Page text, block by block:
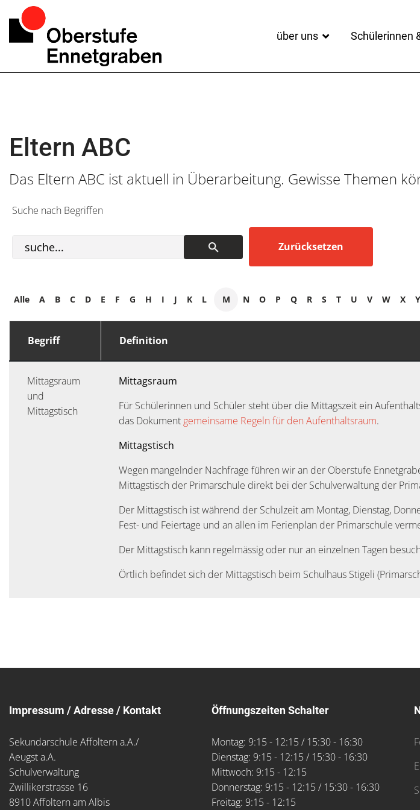
über uns Schülerinnen
Eltern ABC
Das Eltern ABC ist aktuell in Überarbeitung. Gewisse Themen
Suche nach Begriffen
Alle A B C D E F G H I J K L M N O P Q R S T U V W X Y
Begriff Definition
Mittagsraum
und
Mittagstisch
Mittagsraum
Für Schülerinnen und Schüler steht über die Mittagszeit ein
das Dokument gemeinsame Regeln für den Aufenthaltsraum.
Mittagstisch
Wegen mangelnder Nachfrage führen wir an der Oberstufe
Mittagstisch der Primarschule direkt bei der Schulverwaltung der
Der Mittagstisch ist während der Schulzeit am Montag, Dienstag,
Fest- und Feiertage und an allen im Ferienplan der Primarschule
Der Mittagstisch kann regelmässig oder nur an einzelnen Tagen
Örtlich befindet sich der Mittagstisch beim Schulhaus Stigeli
Impressum / Adresse / Kontakt
Sekundarschule Affoltern a.A./
Aeugst a.A.
Schulverwaltung
Zwillikerstrasse 16
8910 Affoltern am Albis
Öffnungszeiten Schalter
Montag: 9:15 - 12:15 / 15:30 - 16:30
Dienstag: 9:15 - 12:15 / 15:30 - 16:30
Mittwoch: 9:15 - 12:15
Donnerstag: 9:15 - 12:15 / 15:30 - 16:30
Freitag: 9:15 - 12:15